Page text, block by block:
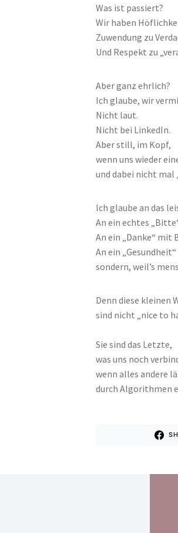
Was ist passiert?
Wir haben
Zuwendung zu
Und Respekt zu
Aber ganz ehrlich?
Ich glaube, wir
Nicht laut.
Nicht bei LinkedIn.
Aber still, im Kopf,
wenn uns wieder
und dabei nicht mal
Ich glaube an das
An ein echtes
An ein „Danke“ mit
An ein
sondern, weil’s
Denn diese kleinen
sind nicht „nice to
Sie sind das Letzte,
was uns noch
wenn alles andere
durch Algorithmen